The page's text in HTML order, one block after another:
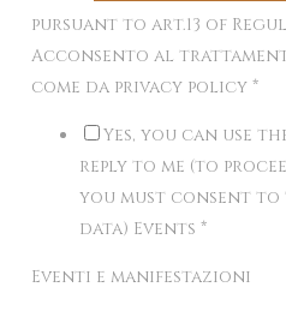
pursuant to art.13 of
Acconsento al
come da privacy policy *
Yes, you can use
reply to me (to
you must consent
data) Events *
Eventi e manifestazioni